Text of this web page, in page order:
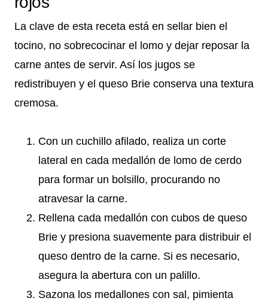
La clave de esta receta está en sellar bien el
tocino, no sobrecocinar el lomo y dejar reposar la
carne antes de servir. Así los jugos se
redistribuyen y el queso Brie conserva una textura
cremosa.
Con un cuchillo afilado, realiza un corte
lateral en cada medallón de lomo de cerdo
para formar un bolsillo, procurando no
atravesar la carne.
Rellena cada medallón con cubos de queso
Brie y presiona suavemente para distribuir el
queso dentro de la carne. Si es necesario,
asegura la abertura con un palillo.
Sazona los medallones con sal, pimienta